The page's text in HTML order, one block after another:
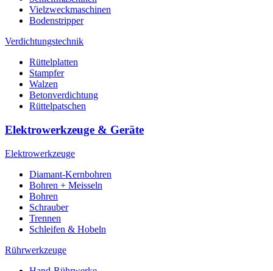
Vielzweckmaschinen
Bodenstripper
Verdichtungstechnik
Rüttelplatten
Stampfer
Walzen
Betonverdichtung
Rüttelpatschen
Elektrowerkzeuge & Geräte
Elektrowerkzeuge
Diamant-Kernbohren
Bohren + Meisseln
Bohren
Schrauber
Trennen
Schleifen & Hobeln
Rührwerkzeuge